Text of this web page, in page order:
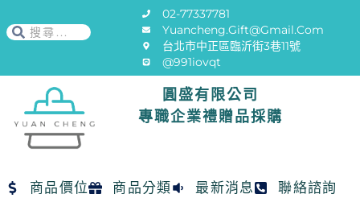
02-77337781
Yuancheng.gift@gmail.com
台北市中正區臨沂街3巷11號
@991iovqt
圓盛有限公司
專職企業禮贈品採購
商品價位 商品分類 最新消息 聯絡諮詢